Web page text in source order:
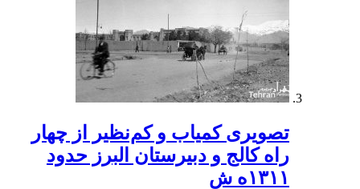
️تصویری کمیاب و کم‌نظیر از چهار
راه كالج و دبيرستان البرز حدود
۱۳۱۱ه ش